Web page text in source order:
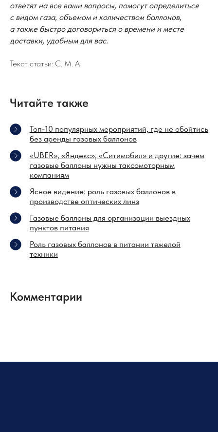
ответят на все ваши вопросы, помогут определиться
с видом газа, объемом и количеством баллонов,
а также быстро договориться о времени и месте
доставки, удобным для вас.
Текст статьи: С. М. А
Читайте также
Топ-10 популярных мероприятий, где не обойтись
без аренды газовых баллонов
«UBER», «Яндекс», «Ситимобил» и другие: зачем
газовые баллоны нужны таксомоторным
компаниям
Ясное видение: роль газовых баллонов в
производстве оптических линз
Газовые баллоны для организации выездных
пунктов питания
Роль газовых баллонов в питании тяжелой
техники
Комментарии